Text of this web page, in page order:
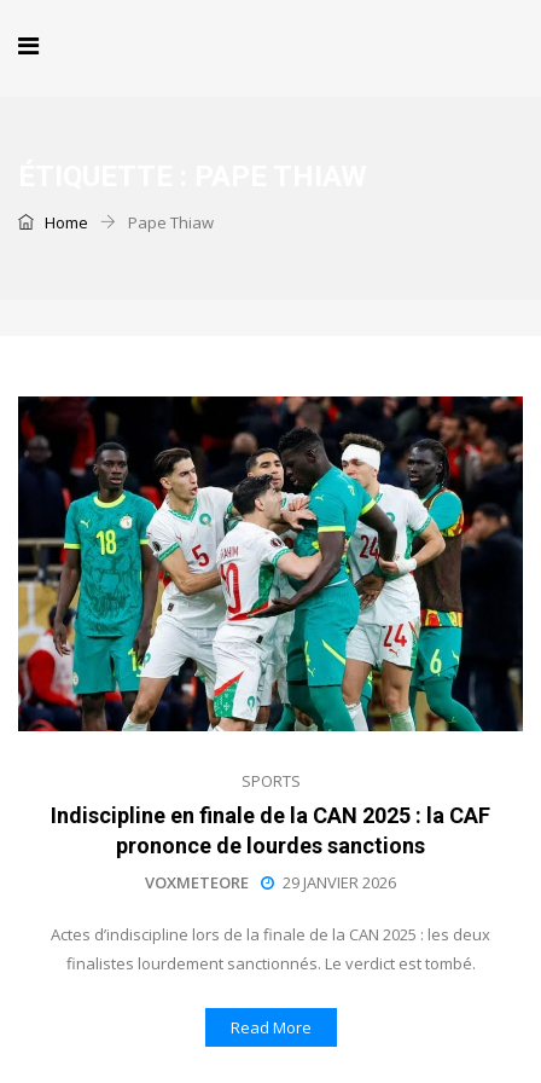
Home Pape Thiaw
SPORTS
Indiscipline en finale de la CAN 2025 : la CAF
prononce de lourdes sanctions
VOXMETEORE 29 JANVIER 2026
Actes d’indiscipline lors de la finale de la CAN 2025 : les deux
finalistes lourdement sanctionnés. Le verdict est tombé.
Read More